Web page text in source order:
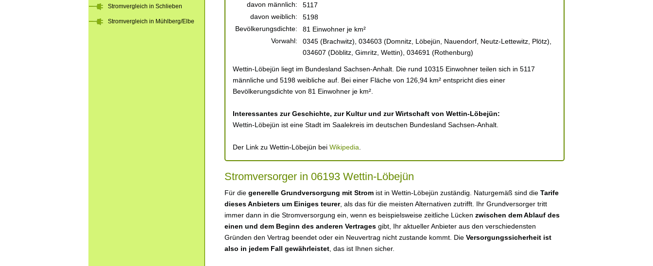
davon männlich:
5117
davon weiblich:
5198
Bevölkerungsdichte:
81 Einwohner je km²
Vorwahl:
0345 (Brachwitz), 034603 (Domnitz, Löbejün, Nauendorf, Neutz-Lettewitz, Plötz),
034607 (Döblitz, Gimritz, Wettin), 034691 (Rothenburg)
Wettin-Löbejün liegt im Bundesland Sachsen-Anhalt. Die rund 10315 Einwohner teilen sich in 5117
männliche und 5198 weibliche auf. Bei einer Fläche von 126,94 km² entspricht dies einer
Bevölkerungsdichte von 81 Einwohner je km².
Interessantes zur Geschichte, zur Kultur und zur Wirtschaft von Wettin-Löbejün:
Wettin-Löbejün ist eine Stadt im Saalekreis im deutschen Bundesland Sachsen-Anhalt.
Der Link zu Wettin-Löbejün bei Wikipedia
Stromversorger in 06193 Wettin-Löbejün
Für die generelle Grundversorgung mit Strom ist in Wettin-Löbejün zuständig. Naturgemäß sind die Tarife
dieses Anbieters um Einiges teurer, als das für die meisten Alternativen zutrifft. Ihr Grundversorger tritt
immer dann in die Stromversorgung ein, wenn es beispielsweise zeitliche Lücken zwischen dem Ablauf des
einen und dem Beginn des anderen Vertrages gibt, Ihr aktueller Anbieter aus den verschiedensten
Gründen den Vertrag beendet oder ein Neuvertrag nicht zustande kommt. Die Versorgungssicherheit ist
also in jedem Fall gewährleistet , das ist Ihnen sicher.
Stromvergleich in Schlieben
Stromvergleich in Mühlberg/Elbe